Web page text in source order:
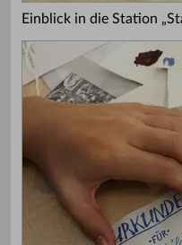
Einblick in die Station